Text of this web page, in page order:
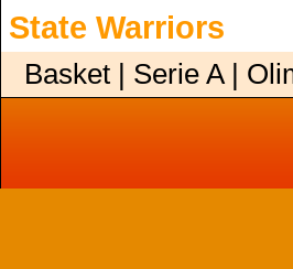
State Warriors
Basket | Serie A |